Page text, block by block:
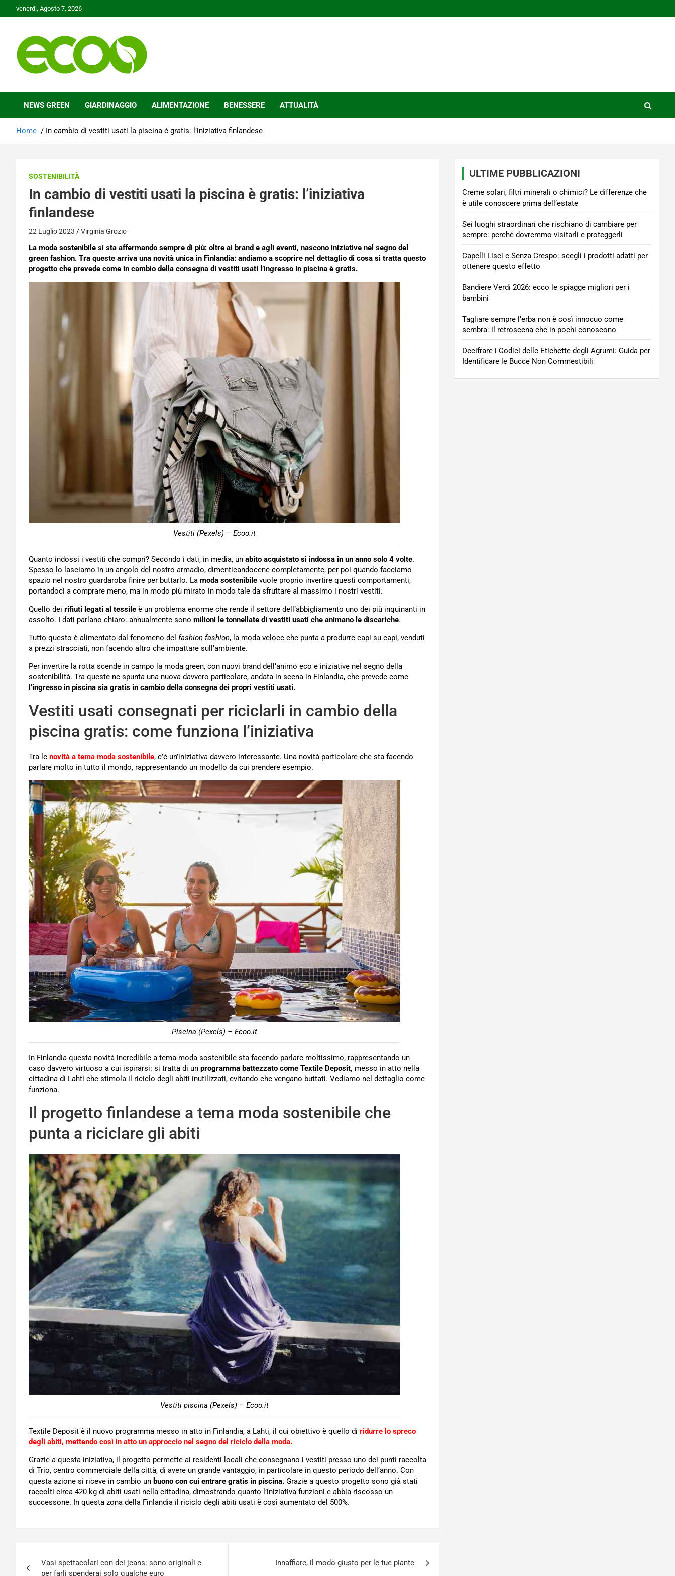
to
venerdì, Agosto 7, 2026
Ecoo.it
NEWS GREEN GIARDINAGGIO ALIMENTAZIONE BENESSERE ATTUALITÀ
Home In cambio di vestiti usati la piscina è gratis: l’iniziativa finlandese
SOSTENIBILITÀ
In cambio di vestiti usati la piscina è gratis: l’iniziativa
finlandese
22 Luglio 2023 Virginia Grozio
La moda sostenibile si sta affermando sempre di più: oltre ai brand e agli eventi, nascono iniziative nel segno del
green fashion. Tra queste arriva una novità unica in Finlandia: andiamo a scoprire nel dettaglio di cosa si tratta questo
progetto che prevede come in cambio della consegna di vestiti usati l’ingresso in piscina è gratis.
Vestiti (Pexels) – Ecoo.it
Quanto indossi i vestiti che compri? Secondo i dati, in media, un abito acquistato si indossa in un anno solo 4 volte.
Spesso lo lasciamo in un angolo del nostro armadio, dimenticandocene completamente, per poi quando facciamo
spazio nel nostro guardaroba finire per buttarlo. La moda sostenibile vuole proprio invertire questi comportamenti,
portandoci a comprare meno, ma in modo più mirato in modo tale da sfruttare al massimo i nostri vestiti.
Quello dei rifiuti legati al tessile è un problema enorme che rende il settore dell’abbigliamento uno dei più inquinanti in
assolto. I dati parlano chiaro: annualmente sono milioni le tonnellate di vestiti usati che animano le discariche.
Tutto questo è alimentato dal fenomeno del fashion fashion, la moda veloce che punta a produrre capi su capi, venduti
a prezzi stracciati, non facendo altro che impattare sull’ambiente.
Per invertire la rotta scende in campo la moda green, con nuovi brand dell’animo eco e iniziative nel segno della
sostenibilità. Tra queste ne spunta una nuova davvero particolare, andata in scena in Finlandia, che prevede come
l’ingresso in piscina sia gratis in cambio della consegna dei propri vestiti usati.
Vestiti usati consegnati per riciclarli in cambio della
piscina gratis: come funziona l’iniziativa
Tra le novità a tema moda sostenibile, c’è un’iniziativa davvero interessante. Una novità particolare che sta facendo
parlare molto in tutto il mondo, rappresentando un modello da cui prendere esempio.
Piscina (Pexels) – Ecoo.it
In Finlandia questa novità incredibile a tema moda sostenibile sta facendo parlare moltissimo, rappresentando un
caso davvero virtuoso a cui ispirarsi: si tratta di un programma battezzato come Textile Deposit, messo in atto nella
cittadina di Lahti che stimola il riciclo degli abiti inutilizzati, evitando che vengano buttati. Vediamo nel dettaglio come
funziona.
Il progetto finlandese a tema moda sostenibile che
punta a riciclare gli abiti
Vestiti piscina (Pexels) – Ecoo.it
Textile Deposit è il nuovo programma messo in atto in Finlandia, a Lahti, il cui obiettivo è quello di ridurre lo spreco
degli abiti, mettendo così in atto un approccio nel segno del riciclo della moda.
Grazie a questa iniziativa, il progetto permette ai residenti locali che consegnano i vestiti presso uno dei punti raccolta
di Trio, centro commerciale della città, di avere un grande vantaggio, in particolare in questo periodo dell’anno. Con
questa azione si riceve in cambio un buono con cui entrare gratis in piscina. Grazie a questo progetto sono già stati
raccolti circa 420 kg di abiti usati nella cittadina, dimostrando quanto l’iniziativa funzioni e abbia riscosso un
successone. In questa zona della Finlandia il riciclo degli abiti usati è così aumentato del 500%.
Vasi spettacolari con dei jeans: sono originali e
per farli spenderai solo qualche euro
Innaffiare, il modo giusto per le tue piante
ULTIME PUBBLICAZIONI
Creme solari, filtri minerali o chimici? Le differenze che
è utile conoscere prima dell’estate
Sei luoghi straordinari che rischiano di cambiare per
sempre: perché dovremmo visitarli e proteggerli
Capelli Lisci e Senza Crespo: scegli i prodotti adatti per
ottenere questo effetto
Bandiere Verdi 2026: ecco le spiagge migliori per i
bambini
Tagliare sempre l’erba non è così innocuo come
sembra: il retroscena che in pochi conoscono
Decifrare i Codici delle Etichette degli Agrumi: Guida per
Identificare le Bucce Non Commestibili